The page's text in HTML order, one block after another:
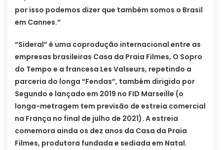
por isso podemos dizer que também somos o Brasil
em Cannes.”
“Sideral” é uma coprodução internacional entre as
empresas brasileiras Casa da Praia Filmes, O Sopro
do Tempo e a francesa Les Valseurs, repetindo a
parceria do longa “Fendas”, também dirigido por
Segundo e lançado em 2019 no FID Marseille (o
longa-metragem tem previsão de estreia comercial
na França no final de julho de 2021). A estreia
comemora ainda os dez anos da Casa da Praia
Filmes, produtora fundada e sediada em Natal.